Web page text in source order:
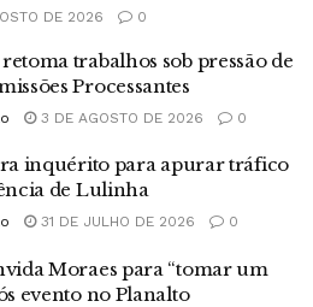
DE 2026
0
trabalhos sob pressão de
Processantes
3 DE AGOSTO DE 2026 0
inquérito para apurar tráfico
de Lulinha
31 DE JULHO DE 2026 0
Moraes para “tomar um
evento no Planalto